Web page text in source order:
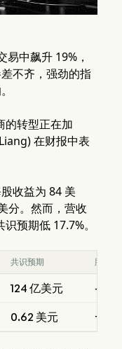
易中飙升 19%，
不齐，强劲的指
的转型正在加
在财报中表
收益为 84 美
分。然而，营收
预期低 17.7%。
共识预期 胜过/
124 亿美元 -
0.62 美元